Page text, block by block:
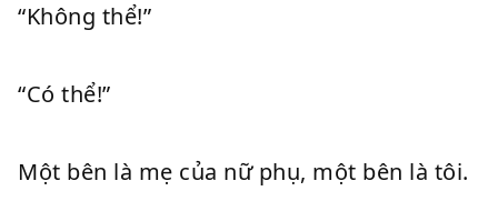
“Không thể!”
“Có thể!”
Một bên là mẹ của nữ phụ, một bên là tôi.